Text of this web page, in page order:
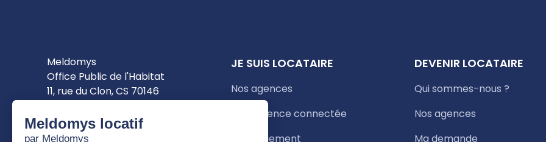
Meldomys
Office Public de l'Habitat
11, rue du Clon, CS 70146
Les agences et le siège seront
JE SUIS LOCATAIRE
Nos agences
Mon Agence connectée
Mon logement
DEVENIR LOCATAIRE
Qui sommes-nous ?
Nos agences
Ma demande